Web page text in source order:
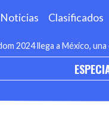
Noticias Clasificados
2024 llega a México,